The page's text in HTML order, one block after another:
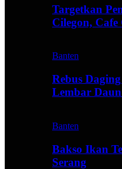
Targetkan
Cilegon,
Banten
Rebus
Lembar
Banten
Bakso Ikan
Serang